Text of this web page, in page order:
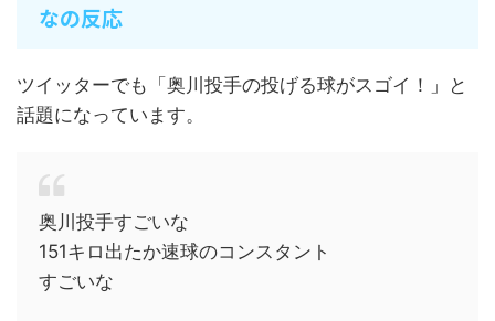
なの反応
ツイッターでも「奥川投手の投げる球がスゴイ！」と
話題になっています。
奥川投手すごいな
151キロ出たか速球のコンスタント
すごいな